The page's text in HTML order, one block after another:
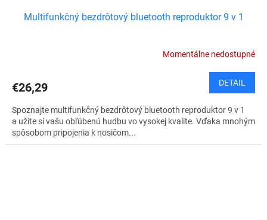
Multifunkčný bezdrôtový bluetooth reproduktor 9 v 1
Momentálne nedostupné
€26,29 DETAIL
Spoznajte multifunkčný bezdrôtový bluetooth reproduktor 9 v 1
a užite si vašu obľúbenú hudbu vo vysokej kvalite. Vďaka mnohým
spôsobom pripojenia k nosičom...